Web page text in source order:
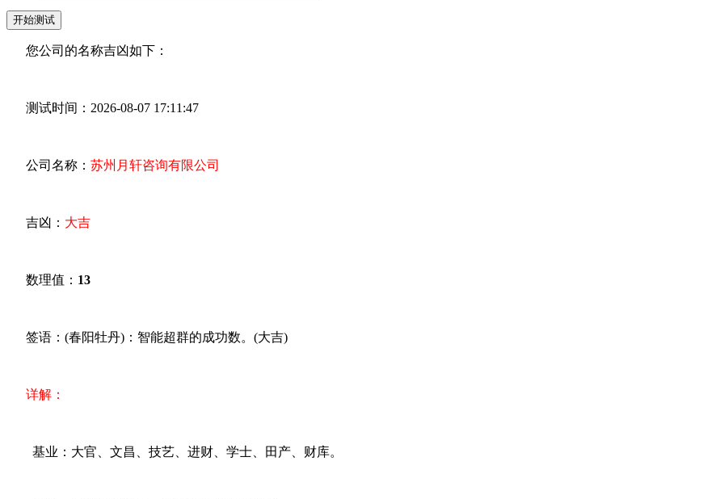
您公司的名称吉凶如下：
测试时间：2026-08-07 17:11:47
公司名称： 苏州月轩咨询有限公司
吉凶： 大吉
数理值： 13
签语：(春阳牡丹)：智能超群的成功数。(大吉)
详解：
基业：大官、文昌、技艺、进财、学士、田产、财库。